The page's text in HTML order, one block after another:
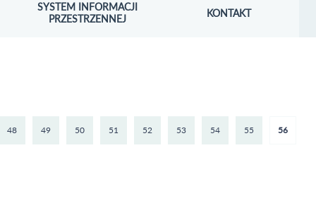
SYSTEM INFORMACJI
PRZESTRZENNEJ
OTWORZY SIĘ W NOWYM OKNIE KONTAKT
48 49 50 51 52 53 54 55 56